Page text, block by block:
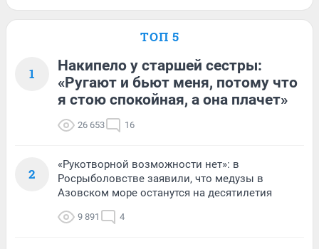
ТОП 5
1
Накипело у старшей сестры:
«Ругают и бьют меня, потому что
я стою спокойная, а она плачет»
26 653 16
2
«Рукотворной возможности нет»: в
Росрыболовстве заявили, что медузы в
Азовском море останутся на десятилетия
9 891 4